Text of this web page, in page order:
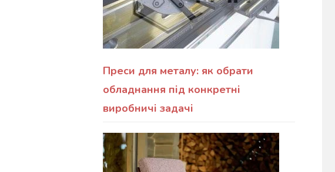
Преси для металу: як обрати
обладнання під конкретні
виробничі задачі